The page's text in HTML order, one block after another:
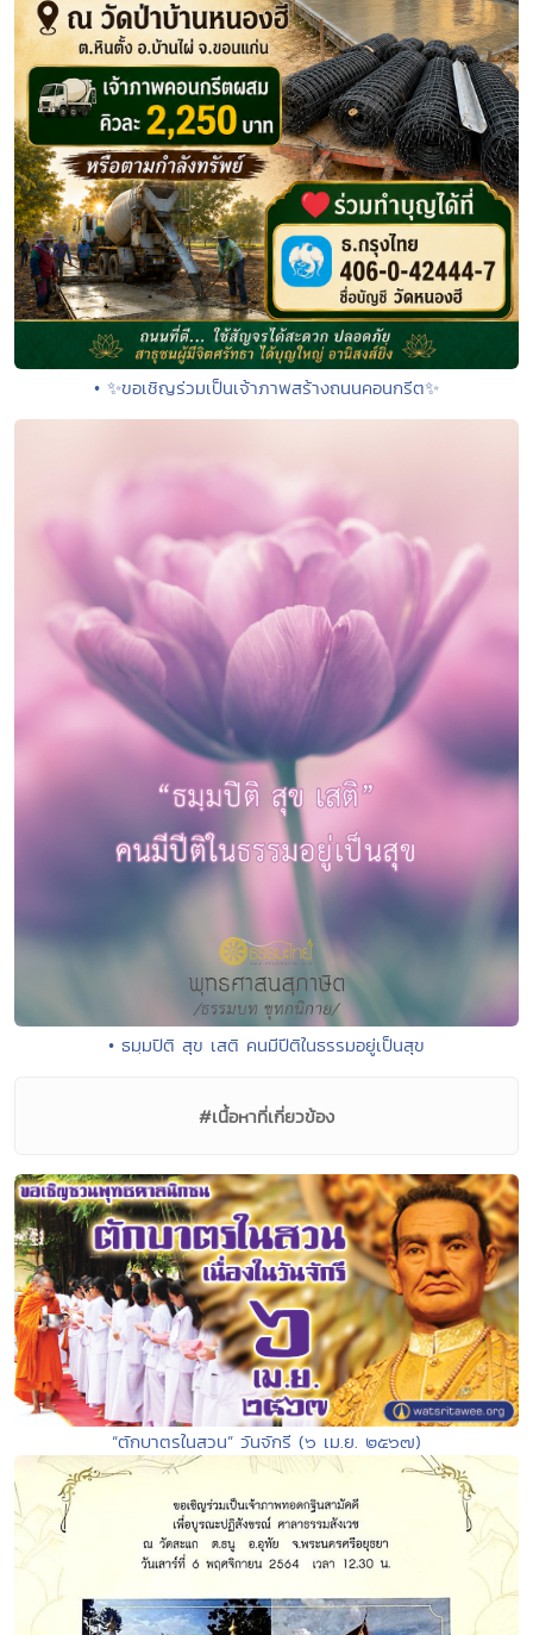
• ✨ขอเชิญร่วมเป็นเจ้าภาพสร้างถนนคอนกรีต✨
• ธมฺมปิติ สุข เสติ คนมีปีติในธรรมอยู่เป็นสุข
#เนื้อหาที่เกี่ยวข้อง
“ตักบาตรในสวน” วันจักรี (๖ เม.ย. ๒๕๖๗)